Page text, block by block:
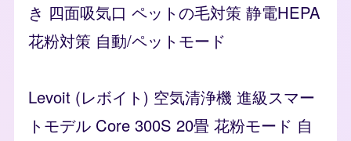
き 四面吸気口 ペットの毛対策 静電HEPA
花粉対策 自動/ペットモード
Levoit (レボイト) 空気清浄機 進級スマー
トモデル Core 300S 20畳 花粉モード 自